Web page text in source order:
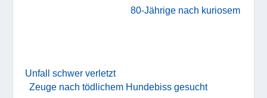
80-Jährige nach kuriosem
Unfall schwer verletzt
Zeuge nach tödlichem Hundebiss gesucht